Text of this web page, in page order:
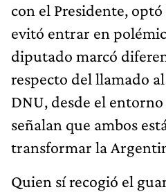
con el Presidente,
evitó entrar en
diputado marcó
respecto del llamado
DNU, desde el
señalan que ambos
transformar la
Quien sí recogió el